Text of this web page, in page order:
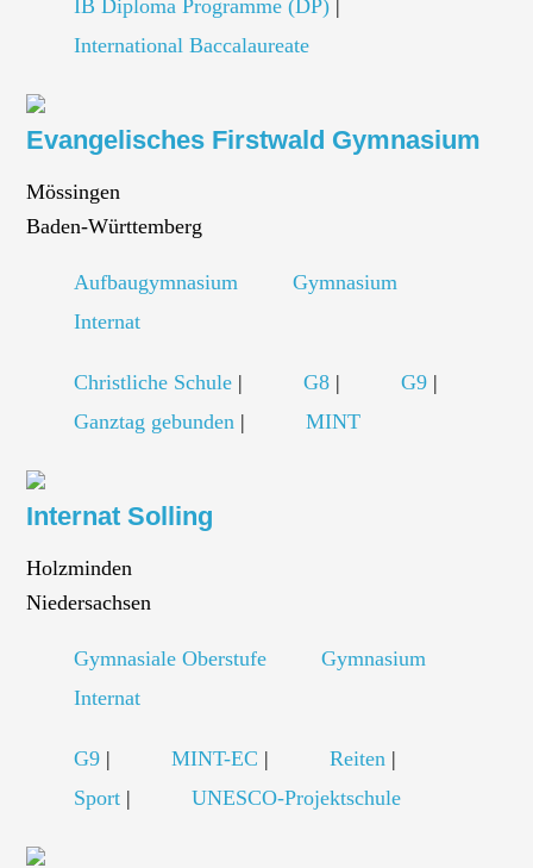
IB Diploma Programme (DP)
International Baccalaureate
Evangelisches Firstwald Gymnasium
Mössingen
Baden-Württemberg
Aufbaugymnasium
Gymnasium
Internat
Christliche Schule | G8 | G9 |
Ganztag gebunden | MINT
Internat Solling
Holzminden
Niedersachsen
Gymnasiale Oberstufe
Gymnasium
Internat
G9 | MINT-EC | Reiten |
Sport | UNESCO-Projektschule